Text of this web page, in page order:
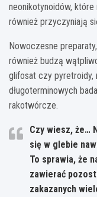
neonikotynoidów,
również przyczyniają
Nowoczesne
również budzą
glifosat czy pyretroidy,
długoterminowych
rakotwórcze.
Czy wiesz, że…
się w glebie
To sprawia, że
zawierać
zakazanych